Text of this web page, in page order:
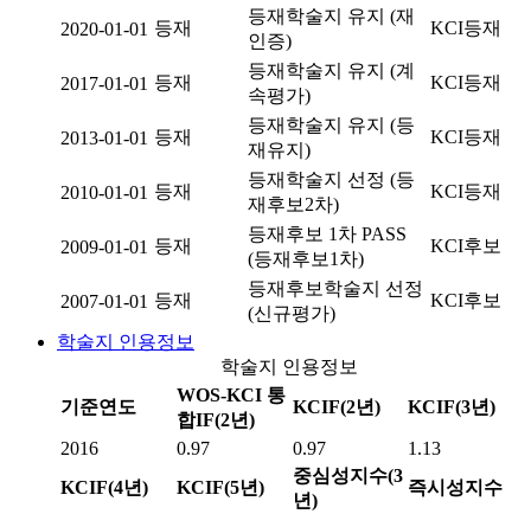
2020-01-01 등재
등재학술지 유지 (재
인증)
KCI등재
2017-01-01 등재
등재학술지 유지 (계
속평가)
KCI등재
2013-01-01 등재
등재학술지 유지 (등
재유지)
KCI등재
2010-01-01 등재
등재학술지 선정 (등
재후보2차)
KCI등재
2009-01-01 등재
등재후보 1차 PASS
(등재후보1차)
KCI후보
2007-01-01 등재
등재후보학술지 선정
(신규평가)
KCI후보
학술지 인용정보
학술지 인용정보
기준연도
WOS-KCI 통
합IF(2년)
KCIF(2년) KCIF(3년)
2016 0.97 0.97
1.13
KCIF(4년)
KCIF(5년)
중심성지수(3
년)
즉시성지수